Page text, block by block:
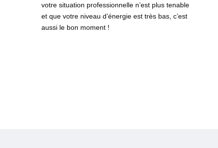
votre situation professionnelle n’est plus tenable
et que votre niveau d’énergie est très bas, c’est
aussi le bon moment !